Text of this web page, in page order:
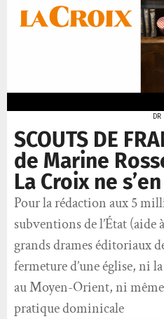
DR
SCOUTS DE
de Marine
La Croix ne
Pour la rédaction aux 5
subventions de l’État (aide
grands drames éditoriaux
fermeture d’une église, ni
au Moyen-Orient, ni
pratique dominicale